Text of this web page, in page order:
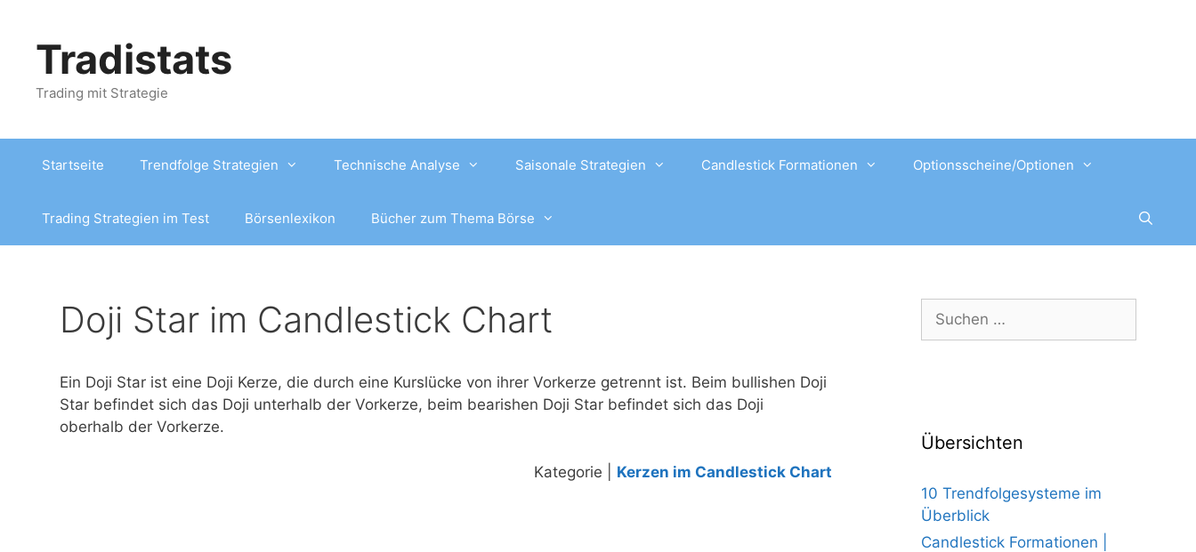
springenTradistats
Trading mit Strategie
Startseite Trendfolge Strategien Technische Analyse Saisonale Strategien Candlestick Formationen Optionsscheine/Optionen
Trading Strategien im Test Börsenlexikon Bücher zum Thema Börse
Doji Star im Candlestick Chart
Ein Doji Star ist eine Doji Kerze, die durch eine Kurslücke von ihrer Vorkerze getrennt ist. Beim bullishen Doji
Star befindet sich das Doji unterhalb der Vorkerze, beim bearishen Doji Star befindet sich das Doji
oberhalb der Vorkerze.
Kategorie | Kerzen im Candlestick Chart
Suchen
nach:
Übersichten
10 Trendfolgesysteme im
Überblick
Candlestick Formationen |